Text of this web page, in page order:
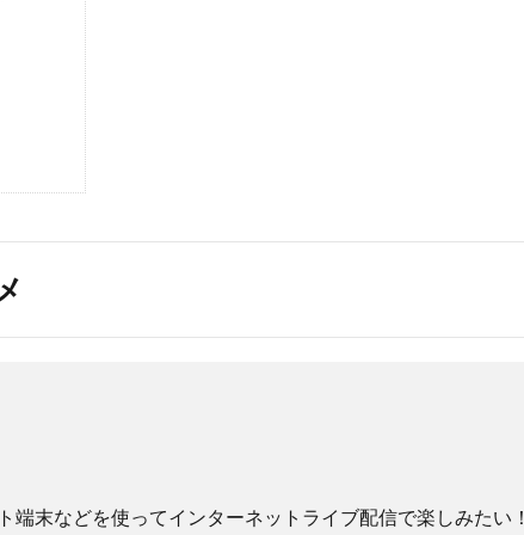
端末などを使ってインターネットライブ配信で楽しみたい！